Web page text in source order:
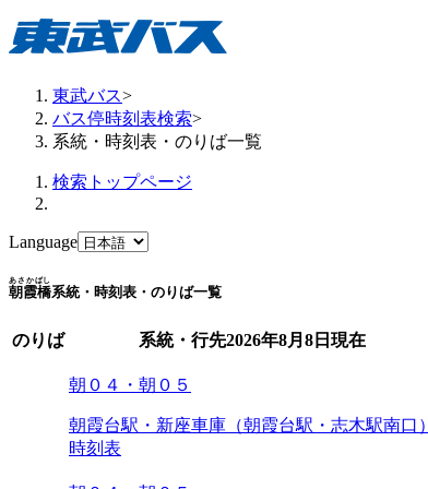
東武バス>
バス停時刻表検索>
系統・時刻表・のりば一覧
検索トップページ
Language
朝霞橋
あさかばし
系統・時刻表・のりば一覧
のりば 系統・行先2026年8月8日 現在
朝０４・朝０５
朝霞台駅・新座車庫（朝霞台駅・志木駅南口）
時刻表